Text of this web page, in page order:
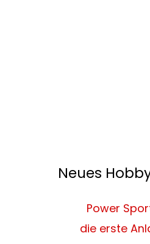
Neues
Power
die erste